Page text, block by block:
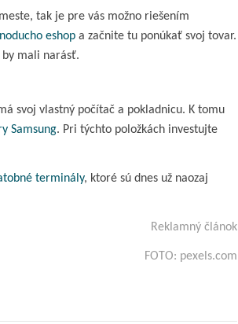
tak je pre vás možno riešením
eshop a začnite tu ponúkať svoj tovar.
by mali narásť.
svoj vlastný počítač a pokladnicu. K tomu
Samsung. Pri týchto položkách investujte
terminály, ktoré sú dnes už naozaj
Reklamný článok
FOTO: pexels.com